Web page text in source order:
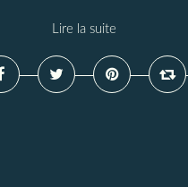
Lire la suite